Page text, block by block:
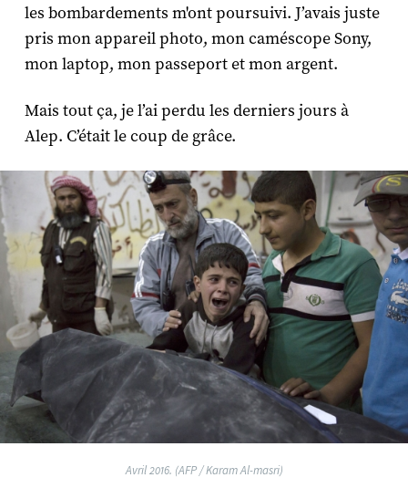
les bombardements m'ont poursuivi. J’avais juste
pris mon appareil photo, mon caméscope Sony,
mon laptop, mon passeport et mon argent.
Mais tout ça, je l’ai perdu les derniers jours à
Alep. C’était le coup de grâce.
Avril 2016. (AFP / Karam Al-masri)